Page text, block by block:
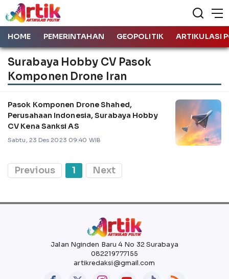
HOME PEMERINTAHAN GEOPOLITIK ARTIKULASI
Surabaya Hobby CV Pasok
Komponen Drone Iran
Pasok Komponen Drone Shahed,
Perusahaan Indonesia, Surabaya Hobby
CV Kena Sanksi AS
Sabtu, 23 Des 2023 09:40 WIB
Previous 1 Next
Jalan Nginden Baru 4 No 32 Surabaya
082219777155
artikredaksi@gmail.com